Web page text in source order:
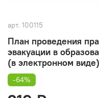
арт. 100115
План проведения
эвакуации в
(в электронном виде)
-64%